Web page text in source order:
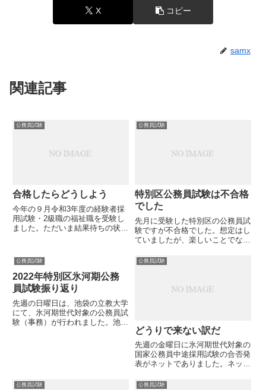
X コピー
samx
関連記事
公務員試験
合格したらどうしよう
今年の９月令和3年度の経験者採
用試験・2級職の福祉職を受験し
ました。ただいま結果待ちの状態
分が当確線なのか否かはまったく
わかりません。試験問題の多くは
答えられなかったので、普通に
考...
公務員試験
特別区公務員試験は不合格
でした
先月に受験した特別区の公務員試
験ですが不合格でした。想定はし
ていましたが、楽しいことでない
うのは、一次試験の結果について
は勉強不足ということになりま
い。一次の筆記試験については公
公務員試験
2022年特別区氷河期公務
員試験振り返り
先週の日曜日は、池袋の立教大学
にて、氷河期世代対象の公務員試
験（事務）が行われました。池袋
公務員試験
どうりで来ない訳だ
先週の金曜日に氷河期世代対象の
国家公務員中途採用試験の合否発
表がネットでありました。ネット
知された後、同時に合否通知書が
公務員試験 公務員試験